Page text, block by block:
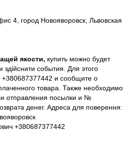
4, город Новояворовск, Львовская
якости, купить можно будет
здійснити события. Для этого
+380687377442 и сообщите о
товара. Также необходимо
отправления посылки и №
денег. Адреса для поверення:
+380687377442